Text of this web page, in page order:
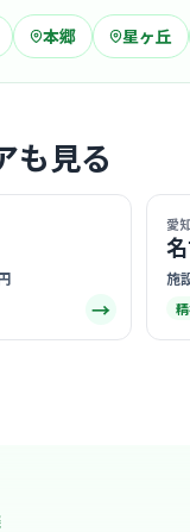
本郷 星ヶ丘
も見る
→
愛
施